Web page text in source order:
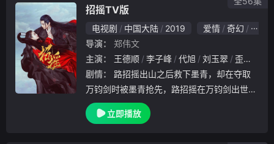
招摇TV版
电视剧 中国大陆 2019 爱情 奇幻
古装
导演：
郑伟文
主演：
王德顺 李子峰 代旭 刘玉翠 歪歪
剧情：
万钧剑时被墨青抢先，路招摇在万钧剑出世的
巨大冲击下身受重伤，五年后伤愈回到自己的
门派中，发现墨青将自己的门派建立得更加强
立即播放